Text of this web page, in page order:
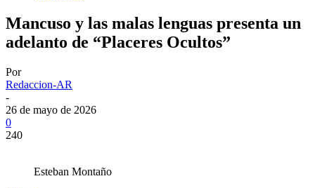
Mancuso y las malas lenguas presenta un
adelanto de “Placeres Ocultos”
Por
Redaccion-AR
-
26 de mayo de 2026
0
240
Esteban Montaño